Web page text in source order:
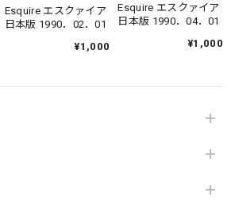
Esquire エスクァイア
日本版 1990．02．01
¥1,000
Esquire エスクァイア
日本版 1990．04．01
¥1,000